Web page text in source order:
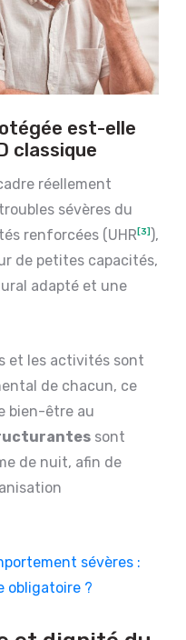
est-elle
classique
réellement
sévères du
renforcées (UHR [3] ),
de petites capacités,
adapté et une
et les activités sont
de chacun, ce
bien-être au
sont
de nuit, afin de
sévères :
obligatoire ?